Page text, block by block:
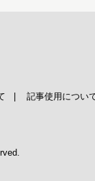
記事使用につい